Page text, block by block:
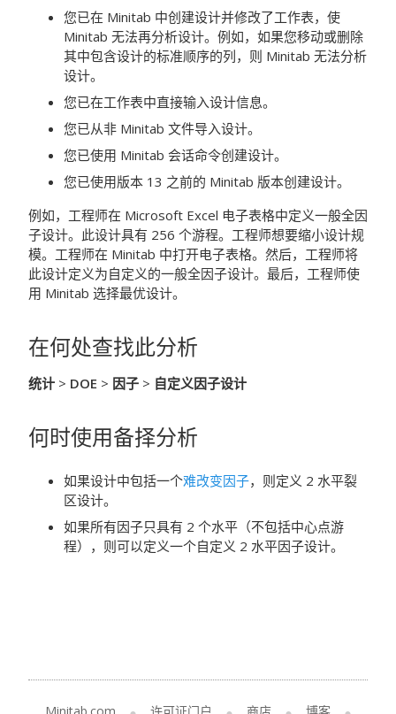
您已在 Minitab 中创建设计并修改了工作表，使
Minitab 无法再分析设计。例如，如果您移动或删除
其中包含设计的标准顺序的列，则 Minitab 无法分析
设计。
您已在工作表中直接输入设计信息。
您已从非 Minitab 文件导入设计。
您已使用 Minitab 会话命令创建设计。
您已使用版本 13 之前的 Minitab 版本创建设计。
例如，工程师在 Microsoft Excel 电子表格中定义一般全因
子设计。此设计具有 256 个游程。工程师想要缩小设计规
模。工程师在 Minitab 中打开电子表格。然后，工程师将
此设计定义为自定义的一般全因子设计。最后，工程师使
用 Minitab 选择最优设计。
在何处查找此分析
统计 > DOE > 因子 > 自定义因子设计
何时使用备择分析
如果设计中包括一个难改变因子，则定义 2 水平裂
区设计。
如果所有因子只具有 2 个水平（不包括中心点游
程），则可以定义一个自定义 2 水平因子设计。